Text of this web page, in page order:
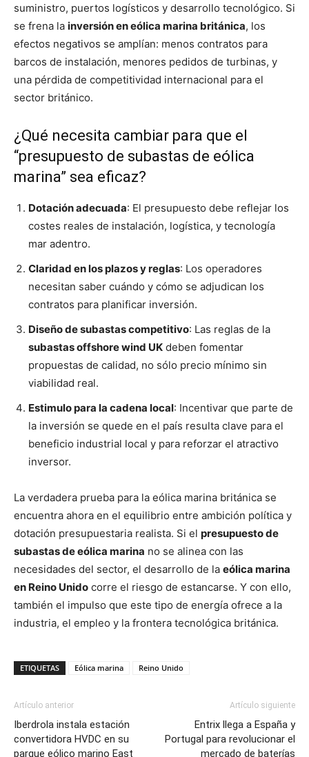
suministro, puertos logísticos y desarrollo tecnológico. Si
se frena la inversión en eólica marina británica, los
efectos negativos se amplían: menos contratos para
barcos de instalación, menores pedidos de turbinas, y
una pérdida de competitividad internacional para el
sector británico.
¿Qué necesita cambiar para que el
“presupuesto de subastas de eólica
marina” sea eficaz?
Dotación adecuada: El presupuesto debe reflejar los
costes reales de instalación, logística, y tecnología
mar adentro.
Claridad en los plazos y reglas: Los operadores
necesitan saber cuándo y cómo se adjudican los
contratos para planificar inversión.
Diseño de subastas competitivo: Las reglas de la
subastas offshore wind UK deben fomentar
propuestas de calidad, no sólo precio mínimo sin
viabilidad real.
Estimulo para la cadena local: Incentivar que parte de
la inversión se quede en el país resulta clave para el
beneficio industrial local y para reforzar el atractivo
inversor.
La verdadera prueba para la eólica marina británica se
encuentra ahora en el equilibrio entre ambición política y
dotación presupuestaria realista. Si el presupuesto de
subastas de eólica marina no se alinea con las
necesidades del sector, el desarrollo de la eólica marina
en Reino Unido corre el riesgo de estancarse. Y con ello,
también el impulso que este tipo de energía ofrece a la
industria, el empleo y la frontera tecnológica británica.
ETIQUETAS Eólica marina Reino Unido
Artículo anterior
Iberdrola instala estación
convertidora HVDC en su
parque eólico marino East
Artículo siguiente
Entrix llega a España y
Portugal para revolucionar el
mercado de baterías